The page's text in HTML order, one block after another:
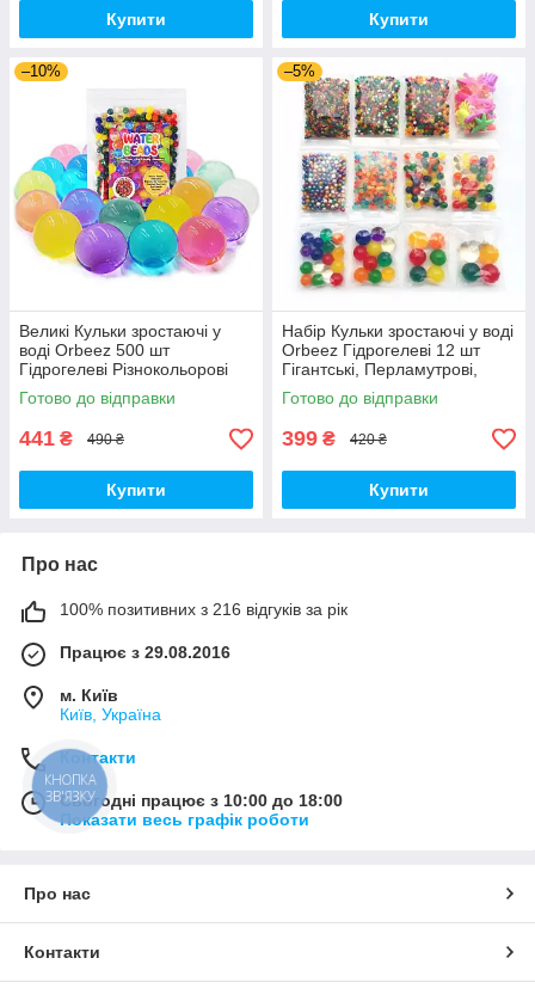
Купити Купити
–10%
Великі Кульки зростаючі у
воді Orbeez 500 шт
Гідрогелеві Різнокольорові
(00659)
Готово до відправки
441 ₴ 490 ₴
Купити
–5%
Набір Кульки зростаючі у воді
Orbeez Гідрогелеві 12 шт
Гігантські, Перламутрові,
Орбіз, що світяться (00422)
Готово до відправки
399 ₴ 420 ₴
Купити
Про нас
100% позитивних з 216 відгуків за рік
Працює з 29.08.2016
м. Київ
Київ, Україна
Контакти
Сьогодні працює з 10:00 до 18:00
Показати весь графік роботи
Про нас
Контакти
КНОПКА
ЗВ'ЯЗКУ